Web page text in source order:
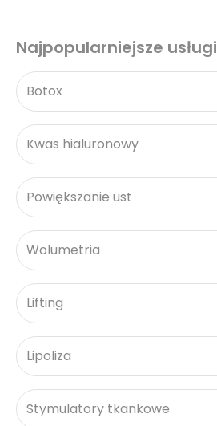
Najpopularniejsze usługi
Botox
Kwas hialuronowy
Powiększanie ust
Wolumetria
Lifting
Lipoliza
Stymulatory tkankowe